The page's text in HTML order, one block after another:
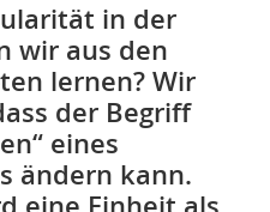
in der
wir aus den
lernen? Wir
der Begriff
eines
ändern kann.